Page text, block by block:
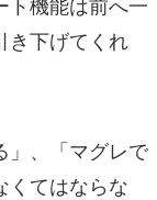
き下げてくれ
」、「マグレで
くてはならな